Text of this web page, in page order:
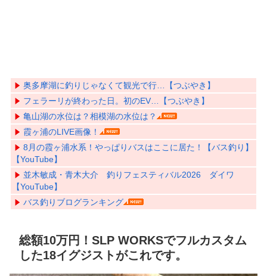
奥多摩湖に釣りじゃなくて観光で行…【つぶやき】
フェラーリが終わった日。初のEV…【つぶやき】
亀山湖の水位は？相模湖の水位は？
霞ヶ浦のLIVE画像！
8月の霞ヶ浦水系！やっぱりバスはここに居た！【バス釣り】
【YouTube】
並木敏成・青木大介 釣りフェスティバル2026 ダイワ
【YouTube】
バス釣りブログランキング
総額10万円！SLP WORKSでフルカスタム
した18イグジストがこれです。